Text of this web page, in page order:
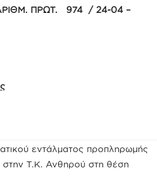
ΠΡΩΤ. 974 / 24-04 –
εντάλματος προπληρωμής
Τ.Κ. Ανθηρού στη θέση